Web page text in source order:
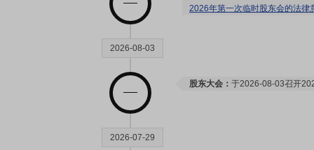
2026年第一次临时股东会的法律
2026-08-03
股东大会： 于2026-08-03召开
2026-07-29